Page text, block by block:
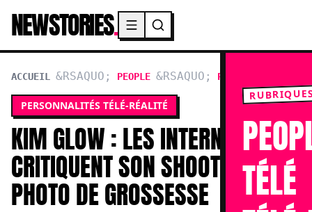
NEWSTORIES.
TÉLÉ
ACCUEIL PEOPLE PERSONNALITÉS
PERSONNALITÉS TÉLÉ-RÉALITÉ
KIM GLOW : LES INTERNAUTES
CRITIQUENT SON SHOOTING
PHOTO DE GROSSESSE